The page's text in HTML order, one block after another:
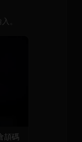
。
頡碼